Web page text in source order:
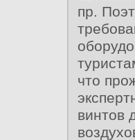
пр.
что
винтов